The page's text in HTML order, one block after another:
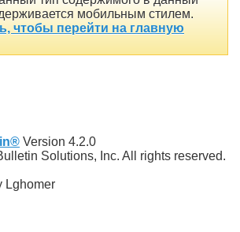
мобильным стилем.
чтобы перейти на главную
Version 4.2.0
Solutions, Inc. All rights reserved.
Lghomer